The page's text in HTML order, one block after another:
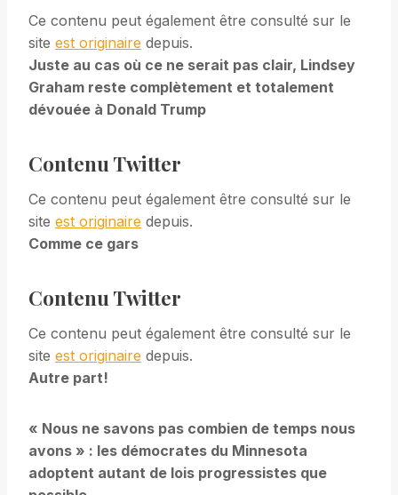
Ce contenu peut également être consulté sur le
site est originaire depuis.
Juste au cas où ce ne serait pas clair, Lindsey
Graham reste complètement et totalement
dévouée à Donald Trump
Contenu Twitter
Ce contenu peut également être consulté sur le
site est originaire depuis.
Comme ce gars
Contenu Twitter
Ce contenu peut également être consulté sur le
site est originaire depuis.
Autre part!
« Nous ne savons pas combien de temps nous
avons » : les démocrates du Minnesota
adoptent autant de lois progressistes que